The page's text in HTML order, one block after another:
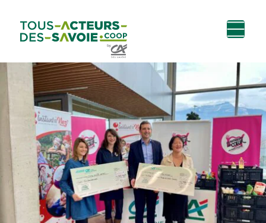
contenu
principal